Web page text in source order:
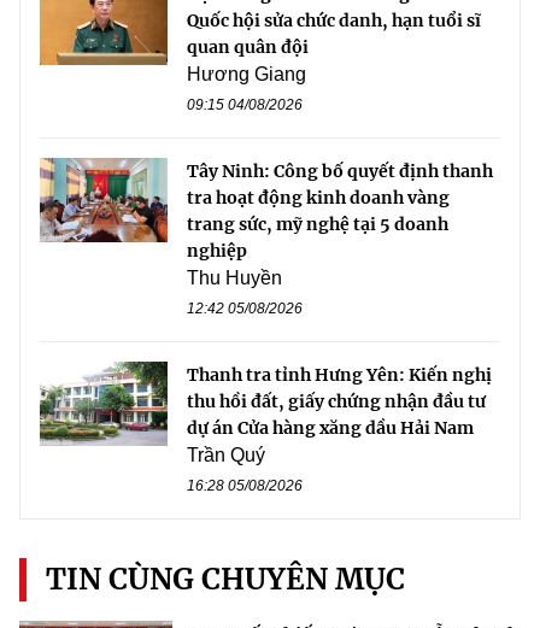
Quốc hội sửa chức danh, hạn tuổi sĩ
quan quân đội
Hương Giang
09:15 04/08/2026
Tây Ninh: Công bố quyết định thanh
tra hoạt động kinh doanh vàng
trang sức, mỹ nghệ tại 5 doanh
nghiệp
Thu Huyền
12:42 05/08/2026
Thanh tra tỉnh Hưng Yên: Kiến nghị
thu hồi đất, giấy chứng nhận đầu tư
dự án Cửa hàng xăng dầu Hải Nam
Trần Quý
16:28 05/08/2026
TIN CÙNG CHUYÊN MỤC